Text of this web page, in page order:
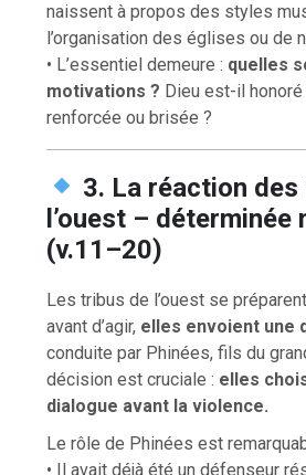
naissent à propos des styles
l’organisation des églises ou de
• L’essentiel demeure : quelles
motivations ? Dieu est-il
renforcée ou brisée ?
3. La réaction
l’ouest – déterminée
(v.11–20)
Les tribus de l’ouest se
avant d’agir, elles envoient une
conduite par Phinées, fils du
décision est cruciale : elles
dialogue avant la violence.
Le rôle de Phinées est
• Il avait déjà été un défenseur